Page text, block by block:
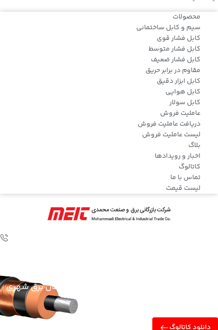
محصولات
سیم و کابل ساختمانی
کابل فشار قوی
کابل فشار متوسط
کابل فشار ضعیف
مقاوم در برابر حریق
کابل ابزار دقیق
کابل هوایی
کابل سولار
عاملیت فروش
دریافت عاملیت فروش
لیست عاملیت فروش
بلاگ
اخبار و رویدادها
کاتالوگ
تماس با ما
لیست قیمت
کابل فشار متوسط – انتخابی مطمئن برای انتقال برق شهری
دانلود کاتالوگ